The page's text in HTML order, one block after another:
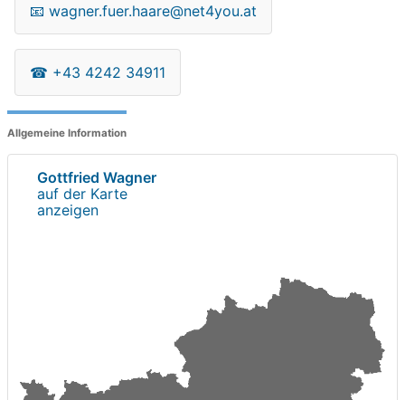
📧 wagner.fuer.haare@net4you.at
☎ +43 4242 34911
Allgemeine Information
Gottfried Wagner
auf der Karte
anzeigen